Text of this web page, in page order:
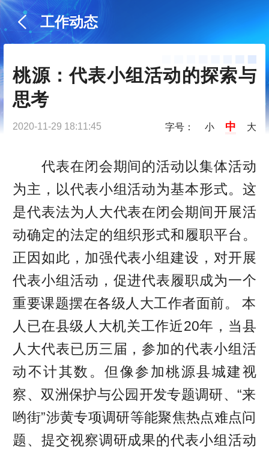
工作动态
桃源：代表小组活动的探索与
思考
2020-11-29 18:11:45 字号： 小 中 大
代表在闭会期间的活动以集体活动
为主，以代表小组活动为基本形式。这
是代表法为人大代表在闭会期间开展活
动确定的法定的组织形式和履职平台。
正因如此，加强代表小组建设，对开展
代表小组活动，促进代表履职成为一个
重要课题摆在各级人大工作者面前。 本
人已在县级人大机关工作近20年，当县
人大代表已历三届，参加的代表小组活
动不计其数。但像参加桃源县城建视
察、双洲保护与公园开发专题调研、“来
哟街”涉黄专项调研等能聚焦热点难点问
题、提交视察调研成果的代表小组活动